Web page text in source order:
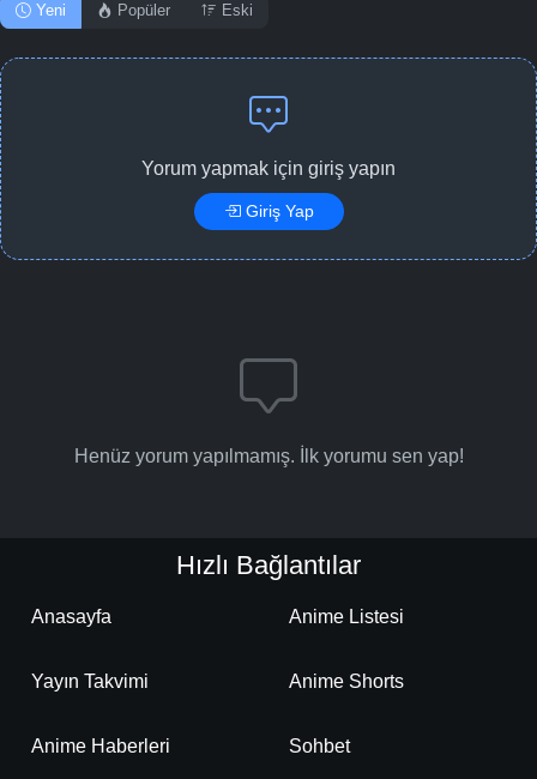
Yeni Popüler Eski
Yorum yapmak için giriş yapın
Giriş Yap
Henüz yorum yapılmamış. İlk yorumu sen yap!
Hızlı Bağlantılar
Anasayfa Anime Listesi
Yayın Takvimi Anime Shorts
Anime Haberleri Sohbet